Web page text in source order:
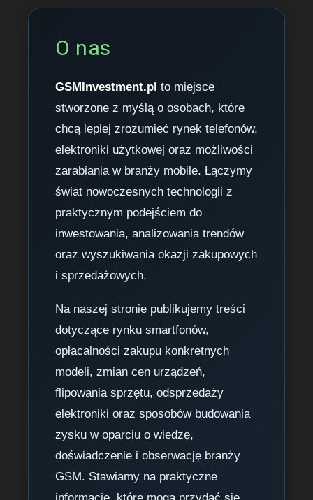
O nas
GSMInvestment.pl to miejsce
stworzone z myślą o osobach, które
chcą lepiej zrozumieć rynek telefonów,
elektroniki użytkowej oraz możliwości
zarabiania w branży mobile. Łączymy
świat nowoczesnych technologii z
praktycznym podejściem do
inwestowania, analizowania trendów
oraz wyszukiwania okazji zakupowych
i sprzedażowych.
Na naszej stronie publikujemy treści
dotyczące rynku smartfonów,
opłacalności zakupu konkretnych
modeli, zmian cen urządzeń,
flipowania sprzętu, odsprzedaży
elektroniki oraz sposobów budowania
zysku w oparciu o wiedzę,
doświadczenie i obserwację branży
GSM. Stawiamy na praktyczne